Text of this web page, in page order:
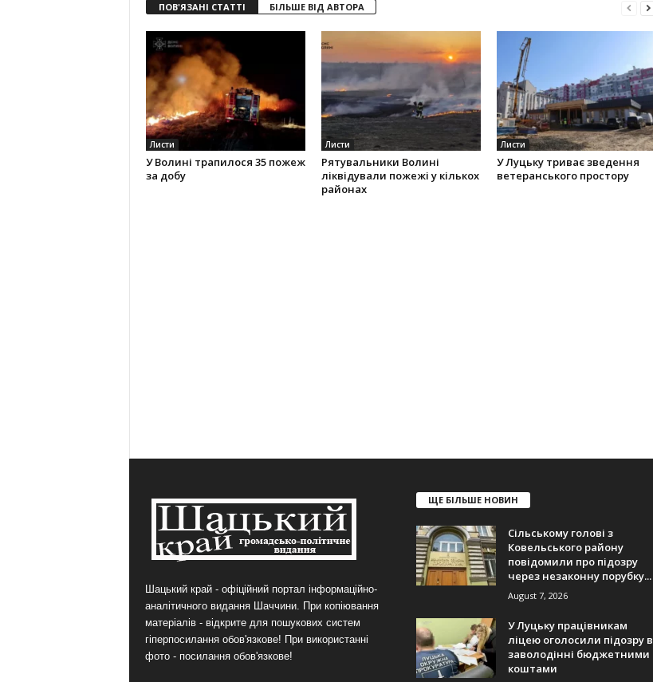
ПОВ'ЯЗАНІ СТАТТІ БІЛЬШЕ ВІД АВТОРА
Листи
У Волині трапилося 35 пожеж
за добу
Листи
Рятувальники Волині
ліквідували пожежі у кількох
районах
Листи
У Луцьку триває зведення
ветеранського простору
Шацький край - офіційний портал інформаційно-
аналітичного видання Шаччини. При копіювання
матеріалів - відкрите для пошукових систем
гіперпосилання обов'язкове! При використанні
фото - посилання обов'язкове!
ЩЕ БІЛЬШЕ НОВИН
Сільському голові з
Ковельського району
повідомили про підозру
через незаконну порубку...
August 7, 2026
У Луцьку працівникам
ліцею оголосили підозру в
заволодінні бюджетними
коштами